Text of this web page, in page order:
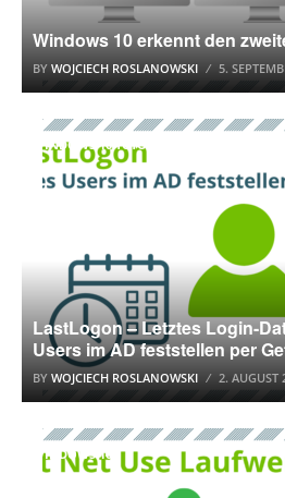
Windows 10 erkennt den
BY WOJCIECH ROSLANOWSKI 5.
WINDOWS 10 TUTORIAL
LastLogon – Letztes Login-
Users im AD feststellen per
BY WOJCIECH ROSLANOWSKI 2. AUGUST
WINDOWS 10